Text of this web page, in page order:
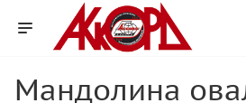
Мандолина